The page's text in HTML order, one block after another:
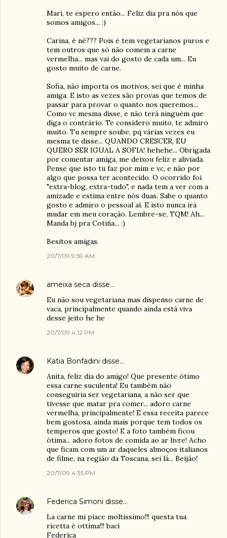
Mari, te espero então... Feliz dia pra nós que
somos amigos... :)
Carina, é né??? Pois é tem vegetarianos puros e
tem outros que só não comem a carne
vermelha... mas vai do gosto de cada um... Eu
gosto muito de carne.
Sofia, não importa os motivos, sei que é minha
amiga. E isto as vezes são provas que temos de
passar para provar o quanto nos queremos...
Como vc mesma disse, e não terá ninguém que
diga o contrário. Te considero muito, te admiro
muito. Tu sempre soube, pq várias vezes eu
mesma te disse... QUANDO CRESCER, EU
QUERO SER IGUAL A SOFIA! hehehe... Obrigada
por comentar amiga, me deixou feliz e aliviada.
Pense que isto tu faz por mim e vc, e não por
algo que possa ter acontecido. O ocorrido foi
"extra-blog, extra-tudo", e nada tem a ver com a
amizade e estima entre nós duas. Sabe o quanto
gosto e admiro o pessoal aí. E isto nunca irá
mudar em meu coração. Lembre-se, TQM! Ah...
Manda bj pra Cotiña... :)
Besitos amigas.
20/7/09 9:59 AM
ameixa seca disse…
Eu não sou vegetariana mas dispenso carne de
vaca, principalmente quando ainda está viva
desse jeito he he
20/7/09 4:12 PM
Katia Bonfadini disse…
Anita, feliz dia do amigo! Que presente ótimo
essa carne suculenta! Eu também não
conseguiria ser vegetariana, a não ser que
tivesse que matar pra comer... adoro carne
vermelha, principalmente! E essa receita parece
bem gostosa, ainda mais porque tem todos os
temperos que gosto! E a foto também ficou
ótima... adoro fotos de comida ao ar livre! Acho
que ficam com um ar daqueles almoços italianos
de filme, na região da Toscana, sei lá... Beijão!
20/7/09 4:35 PM
Federica Simoni disse…
La carne mi piace moltissimo!!! questa tua
ricetta è ottima!!! baci
Federica